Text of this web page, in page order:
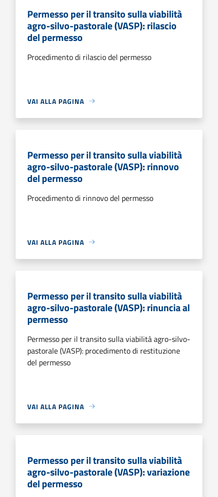
Permesso per il transito sulla viabilità
agro-silvo-pastorale (VASP): rilascio
del permesso
Procedimento di rilascio del permesso
VAI ALLA PAGINA
Permesso per il transito sulla viabilità
agro-silvo-pastorale (VASP): rinnovo
del permesso
Procedimento di rinnovo del permesso
VAI ALLA PAGINA
Permesso per il transito sulla viabilità
agro-silvo-pastorale (VASP): rinuncia al
permesso
Permesso per il transito sulla viabilità agro-silvo-
pastorale (VASP): procedimento di restituzione
del permesso
VAI ALLA PAGINA
Permesso per il transito sulla viabilità
agro-silvo-pastorale (VASP): variazione
del permesso